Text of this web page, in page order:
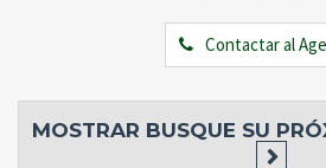
Contactar al
MOSTRAR BUSQUE SU